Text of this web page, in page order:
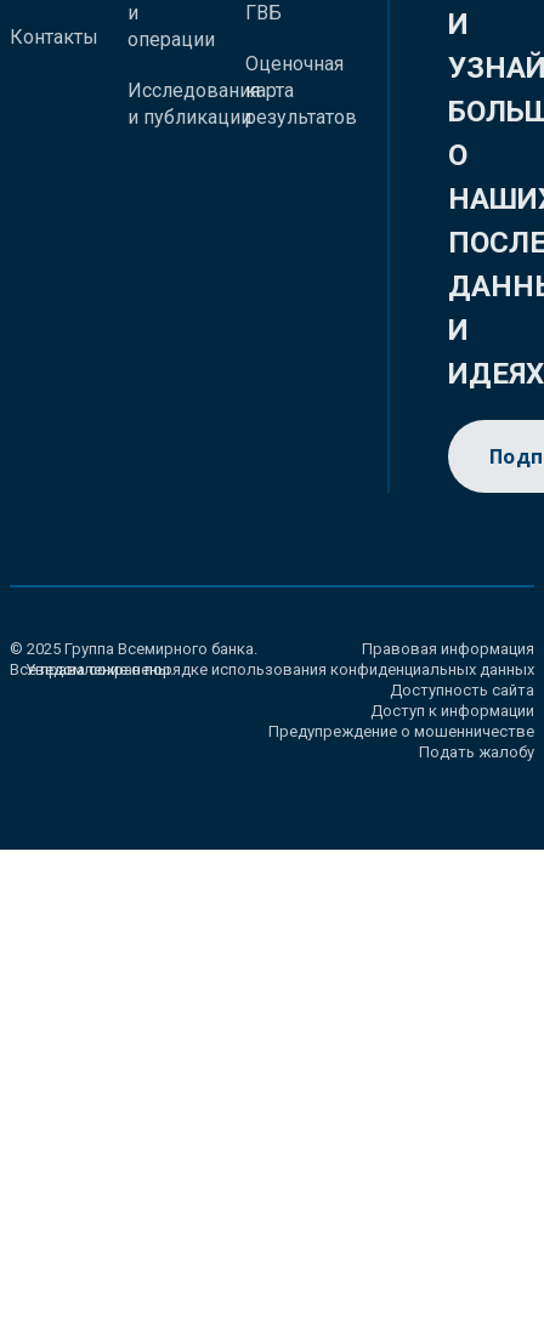
Контакты
и
операции
Исследования
и публикации
ГВБ
Оценочная
карта
результатов
И
О
И
ИДЕЯХ
© 2025 Группа Всемирного банка.
Все права сохранены.
Правовая информация
Уведомление о порядке использования конфиденциальных данных
Доступность сайта
Доступ к информации
Предупреждение о мошенничестве
Подать жалобу